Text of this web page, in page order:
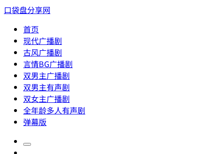
口袋盘分享网
首页
现代广播剧
古风广播剧
言情BG广播剧
双男主广播剧
双男主有声剧
双女主广播剧
全年龄多人有声剧
弹幕版